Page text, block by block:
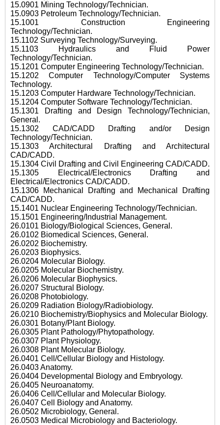
15.0901 Mining Technology/Technician.
15.0903 Petroleum Technology/Technician.
15.1001 Construction Engineering
Technology/Technician.
15.1102 Surveying Technology/Surveying.
15.1103 Hydraulics and Fluid Power
Technology/Technician.
15.1201 Computer Engineering Technology/Technician.
15.1202 Computer Technology/Computer Systems
Technology.
15.1203 Computer Hardware Technology/Technician.
15.1204 Computer Software Technology/Technician.
15.1301 Drafting and Design Technology/Technician,
General.
15.1302 CAD/CADD Drafting and/or Design
Technology/Technician.
15.1303 Architectural Drafting and Architectural
CAD/CADD.
15.1304 Civil Drafting and Civil Engineering CAD/CADD.
15.1305 Electrical/Electronics Drafting and
Electrical/Electronics CAD/CADD.
15.1306 Mechanical Drafting and Mechanical Drafting
CAD/CADD.
15.1401 Nuclear Engineering Technology/Technician.
15.1501 Engineering/Industrial Management.
26.0101 Biology/Biological Sciences, General.
26.0102 Biomedical Sciences, General.
26.0202 Biochemistry.
26.0203 Biophysics.
26.0204 Molecular Biology.
26.0205 Molecular Biochemistry.
26.0206 Molecular Biophysics.
26.0207 Structural Biology.
26.0208 Photobiology.
26.0209 Radiation Biology/Radiobiology.
26.0210 Biochemistry/Biophysics and Molecular Biology.
26.0301 Botany/Plant Biology.
26.0305 Plant Pathology/Phytopathology.
26.0307 Plant Physiology.
26.0308 Plant Molecular Biology.
26.0401 Cell/Cellular Biology and Histology.
26.0403 Anatomy.
26.0404 Developmental Biology and Embryology.
26.0405 Neuroanatomy.
26.0406 Cell/Cellular and Molecular Biology.
26.0407 Cell Biology and Anatomy.
26.0502 Microbiology, General.
26.0503 Medical Microbiology and Bacteriology.